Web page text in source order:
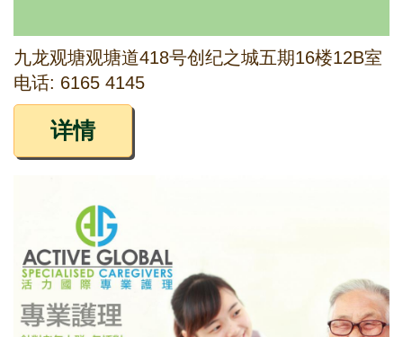
九龙观塘观塘道418号创纪之城五期16楼12B室
电话: 6165 4145
详情